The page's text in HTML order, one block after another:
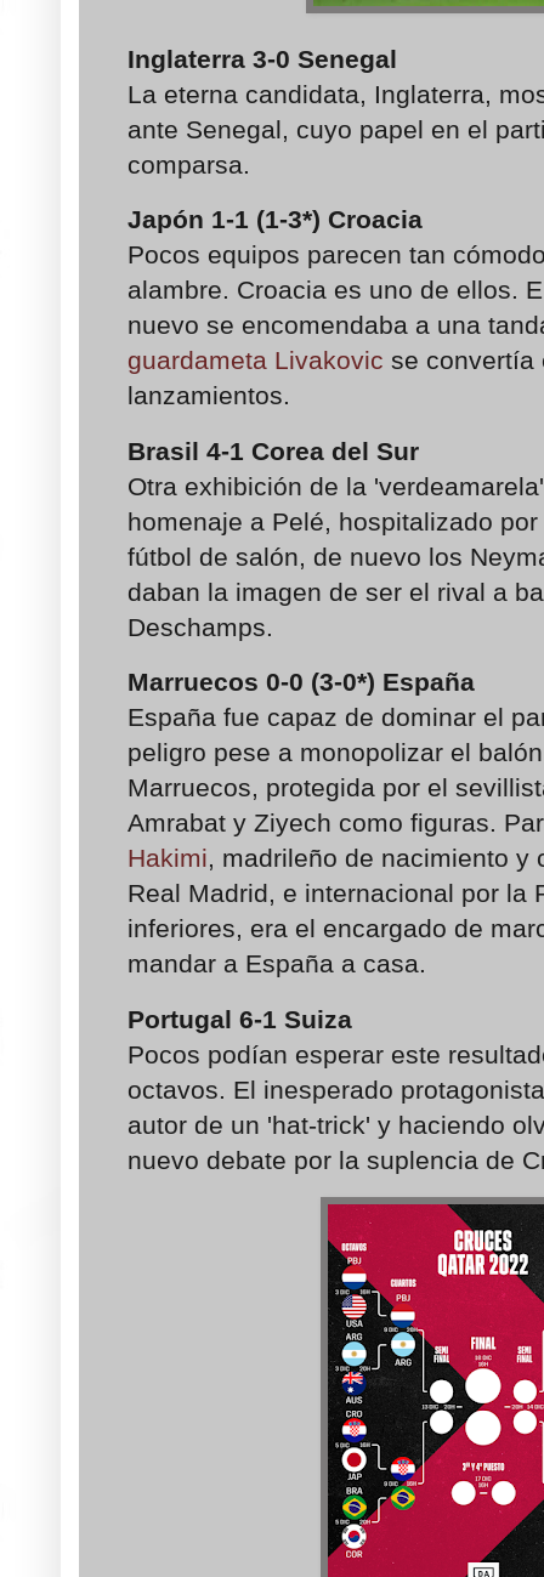
Inglaterra 3-0 Senegal
La eterna candidata, Inglaterra,
ante Senegal, cuyo papel en el
comparsa.
Japón 1-1 (1-3*) Croacia
Pocos equipos parecen tan
alambre. Croacia es uno de ellos.
nuevo se encomendaba a una
guardameta Livakovic se convertía
lanzamientos.
Brasil 4-1 Corea del Sur
Otra exhibición de la
homenaje a Pelé, hospitalizado
fútbol de salón, de nuevo los
daban la imagen de ser el rival a
Deschamps.
Marruecos 0-0 (3-0*) España
España fue capaz de dominar el
peligro pese a monopolizar el
Marruecos, protegida por el
Amrabat y Ziyech como figuras.
Hakimi, madrileño de nacimiento y
Real Madrid, e internacional por la
inferiores, era el encargado de
mandar a España a casa.
Portugal 6-1 Suiza
Pocos podían esperar este
octavos. El inesperado
autor de un 'hat-trick' y haciendo
nuevo debate por la suplencia de